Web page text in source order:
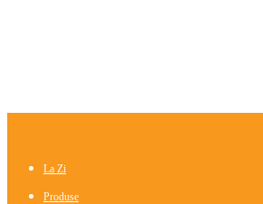
La Zi
Produse